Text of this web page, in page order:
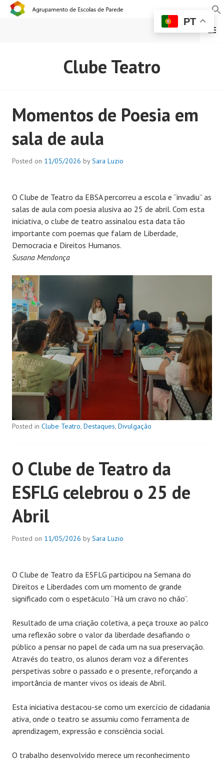
AGRUPAMENTO DE
MENU
Clube Teatro
Momentos de Poesia em
sala de aula
Posted on 11/05/2026 bySara Luzio
O Clube de Teatro da EBSA percorreu a escola e “invadiu” as
salas de aula com poesia alusiva ao 25 de abril. Com esta
iniciativa, o clube de teatro assinalou esta data tão
importante com poemas que falam de Liberdade,
Democracia e Direitos Humanos.
Susana Mendonça
Posted in Clube Teatro, Destaques, Divulgação
O Clube de Teatro da
ESFLG celebrou o 25 de
Abril
Posted on 11/05/2026 bySara Luzio
O Clube de Teatro da ESFLG participou na Semana do
Direitos e Liberdades com um momento de grande
significado com o espetáculo “Há um cravo no chão”.
Resultado de uma criação coletiva, a peça trouxe ao palco
uma reflexão sobre o valor da liberdade desafiando o
público a pensar no papel de cada um na sua preservação.
Através do teatro, os alunos deram voz a diferentes
perspetivas sobre o passado e o presente, reforçando a
importância de manter vivos os ideais de Abril.
Esta iniciativa destacou-se como um exercício de cidadania
ativa, onde o teatro se assumiu como ferramenta de
aprendizagem, expressão e consciência social.
O trabalho desenvolvido merece um reconhecimento
PT